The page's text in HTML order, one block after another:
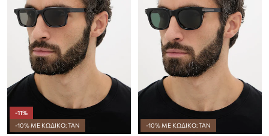
-11%
-10% ΜΕ ΚΩΔΙΚΟ: TAN
-10% ΜΕ ΚΩΔΙΚΟ: TAN